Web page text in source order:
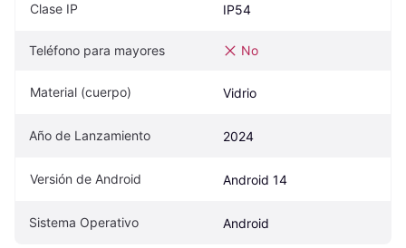
Clase IP IP54
Teléfono para mayores No
Material (cuerpo) Vidrio
Año de Lanzamiento 2024
Versión de Android Android 14
Sistema Operativo Android